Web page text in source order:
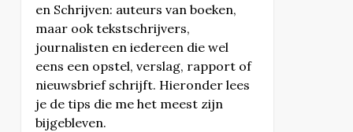
en Schrijven: auteurs van boeken,
maar ook tekstschrijvers,
journalisten en iedereen die wel
eens een opstel, verslag, rapport of
nieuwsbrief schrijft. Hieronder lees
je de tips die me het meest zijn
bijgebleven.